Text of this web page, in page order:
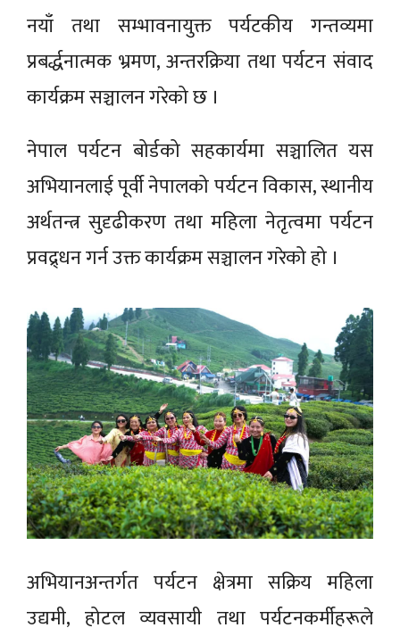
नयाँ तथा सम्भावनायुक्त पर्यटकीय गन्तव्यमा
प्रबर्द्धनात्मक भ्रमण, अन्तरक्रिया तथा पर्यटन संवाद
कार्यक्रम सञ्चालन गरेको छ ।
नेपाल पर्यटन बोर्डको सहकार्यमा सञ्चालित यस
अभियानलाई पूर्वी नेपालको पर्यटन विकास, स्थानीय
अर्थतन्त्र सुदृढीकरण तथा महिला नेतृत्वमा पर्यटन
प्रवद्र्धन गर्न उक्त कार्यक्रम सञ्चालन गरेको हो ।
अभियानअन्तर्गत पर्यटन क्षेत्रमा सक्रिय महिला
उद्यमी, होटल व्यवसायी तथा पर्यटनकर्मीहरूले